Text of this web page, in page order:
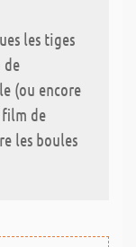
les tiges
de
(ou encore
film de
les boules